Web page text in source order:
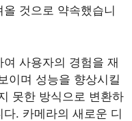
것으로 약속했습니
사용자의 경험을 재
이며 성능을 향상시킬
못한 방식으로 변환하
. 카메라의 새로운 디